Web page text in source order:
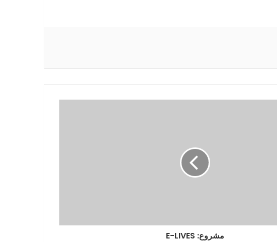
مشروع: E-LIVES